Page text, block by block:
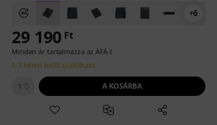
+6
29 190 Ft
Minden ár tartalmazza az ÁFÁ-t
5-7 héten belül szállítható
1 A KOSÁRBA